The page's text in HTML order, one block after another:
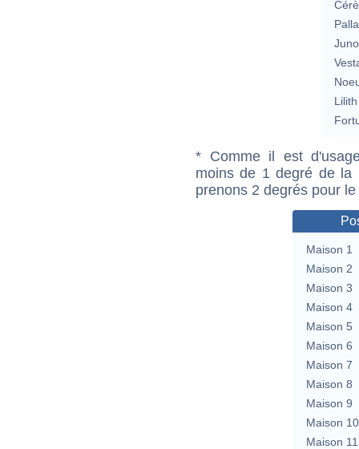
Lilith
* Comme il est
moins de 1 degré de la
prenons 2 degrés pour
Maison 1
Maison 2
Maison 3
Maison 4
Maison 5
Maison 6
Maison 7
Maison 8
Maison 9
Maison 10
Maison 11